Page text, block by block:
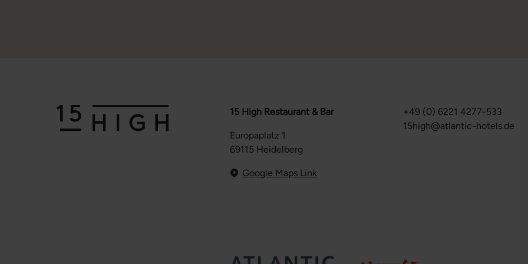
15 High Restaurant & Bar
Europaplatz 1
69115 Heidelberg
Google Maps Link
+49 (0) 6221 4277-533
15high@atlantic-hotels.de